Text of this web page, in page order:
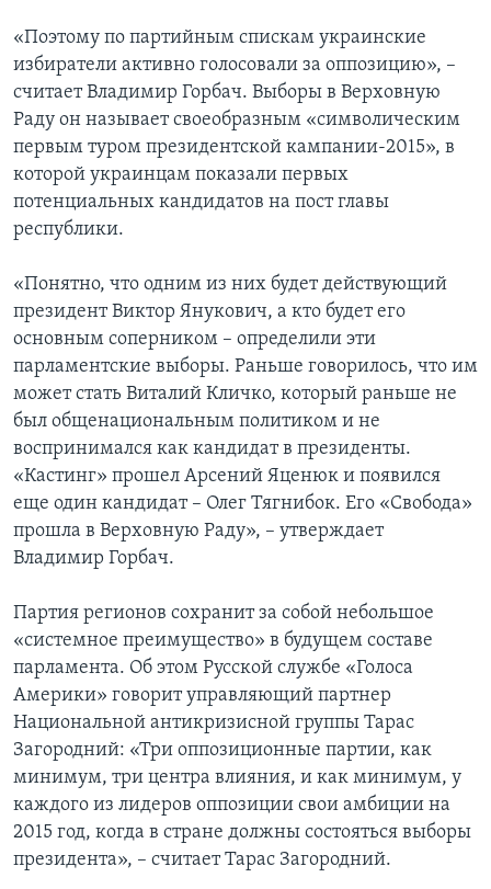
«Поэтому по партийным спискам украинские
избиратели активно голосовали за оппозицию», –
считает Владимир Горбач. Выборы в Верховную
Раду он называет своеобразным «символическим
первым туром президентской кампании-2015», в
которой украинцам показали первых
потенциальных кандидатов на пост главы
республики.
«Понятно, что одним из них будет действующий
президент Виктор Янукович, а кто будет его
основным соперником – определили эти
парламентские выборы. Раньше говорилось, что им
может стать Виталий Кличко, который раньше не
был общенациональным политиком и не
воспринимался как кандидат в президенты.
«Кастинг» прошел Арсений Яценюк и появился
еще один кандидат – Олег Тягнибок. Его «Свобода»
прошла в Верховную Раду», – утверждает
Владимир Горбач.
Партия регионов сохранит за собой небольшое
«системное преимущество» в будущем составе
парламента. Об этом Русской службе «Голоса
Америки» говорит управляющий партнер
Национальной антикризисной группы Тарас
Загородний: «Три оппозиционные партии, как
минимум, три центра влияния, и как минимум, у
каждого из лидеров оппозиции свои амбиции на
2015 год, когда в стране должны состояться выборы
президента», – считает Тарас Загородний.